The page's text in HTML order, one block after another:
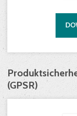
(GPSR)